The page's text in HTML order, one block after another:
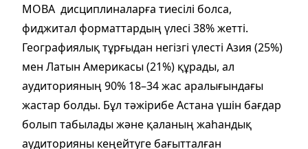
MOBA дисциплиналарға тиесілі болса,
фиджитал форматтардың үлесі 38% жетті.
Географиялық тұрғыдан негізгі үлесті Азия (25%)
мен Латын Америкасы (21%) құрады, ал
аудиторияның 90% 18–34 жас аралығындағы
жастар болды. Бұл тәжірибе Астана үшін бағдар
болып табылады және қаланың жаһандық
аудиторияны кеңейтуге бағытталған